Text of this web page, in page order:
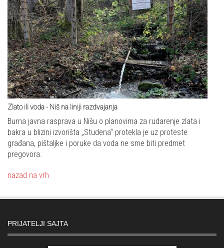
Zlato ili voda - Niš na liniji razdvajanja
Burna javna rasprava u Nišu o planovima za rudarenje zlata i
bakra u blizini izvorišta „Studena“ protekla je uz proteste
građana, pištaljke i poruke da voda ne sme biti predmet
pregovora.
nazad na vrh
PRIJATELJI SAJTA